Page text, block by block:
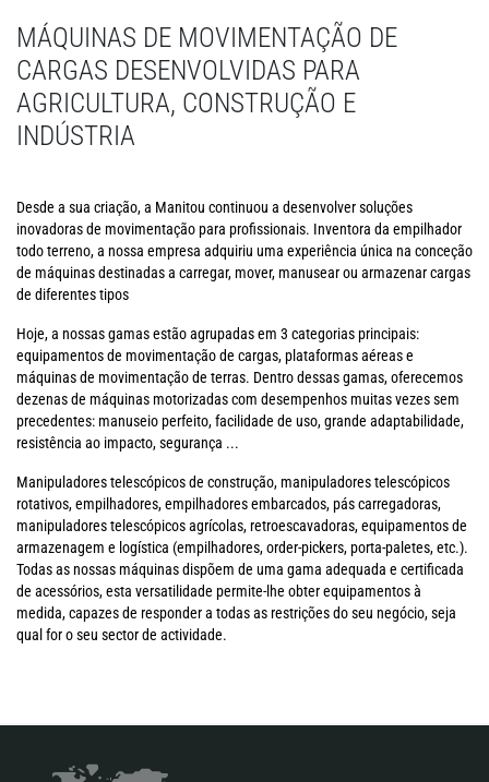
MÁQUINAS DE MOVIMENTAÇÃO DE
CARGAS DESENVOLVIDAS PARA
AGRICULTURA, CONSTRUÇÃO E
INDÚSTRIA
Desde a sua criação, a Manitou continuou a desenvolver soluções
inovadoras de movimentação para profissionais. Inventora da empilhador
todo terreno, a nossa empresa adquiriu uma experiência única na conceção
de máquinas destinadas a carregar, mover, manusear ou armazenar cargas
de diferentes tipos
Hoje, a nossas gamas estão agrupadas em 3 categorias principais:
equipamentos de movimentação de cargas, plataformas aéreas e
máquinas de movimentação de terras. Dentro dessas gamas, oferecemos
dezenas de máquinas motorizadas com desempenhos muitas vezes sem
precedentes: manuseio perfeito, facilidade de uso, grande adaptabilidade,
resistência ao impacto, segurança ...
Manipuladores telescópicos de construção, manipuladores telescópicos
rotativos, empilhadores, empilhadores embarcados, pás carregadoras,
manipuladores telescópicos agrícolas, retroescavadoras, equipamentos de
armazenagem e logística (empilhadores, order-pickers, porta-paletes, etc.).
Todas as nossas máquinas dispõem de uma gama adequada e certificada
de acessórios, esta versatilidade permite-lhe obter equipamentos à
medida, capazes de responder a todas as restrições do seu negócio, seja
qual for o seu sector de actividade.